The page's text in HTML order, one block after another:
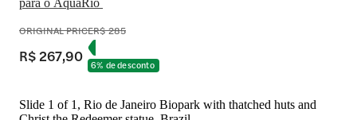
ORIGINAL PRICER$ 285
R$ 267,90 6% de desconto
Slide 1 of 1, Rio de Janeiro Biopark with thatched huts and